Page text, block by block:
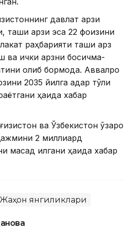
давлат қарзи
қарзи эса 22 фоизини
раҳбарияти ташқи қарз
ички қарзни босқичма-
олиб бормоқда. Аввалроқ
2035 йилга қадар тўлиқ
ҳақида хабар
ва Ўзбекистон ўзаро
2 миллиард
мақсад қилгани ҳақида хабар
Жаҳон янгиликлари